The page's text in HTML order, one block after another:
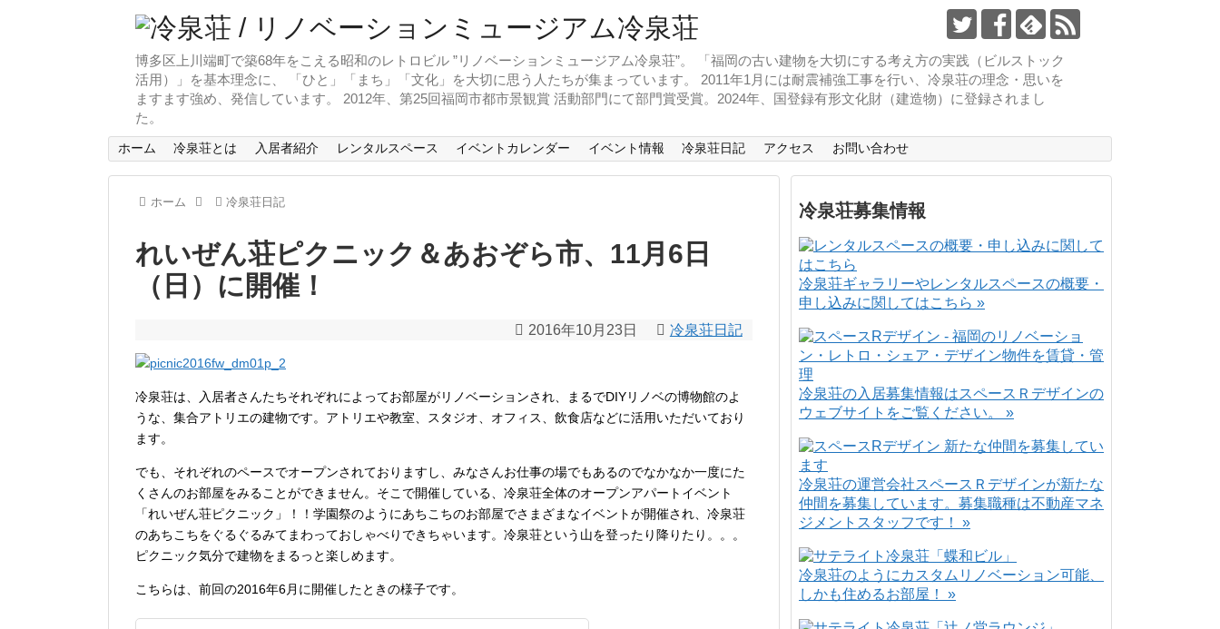
博多区上川端町で築68年をこえる昭和のレトロビル ”リノベーションミュージアム冷泉荘”。 「福岡の古い建物を大切にする考え方の実践（ビルストック
活用）」を基本理念に、 「ひと」「まち」「文化」を大切に思う人たちが集まっています。 2011年1月には耐震補強工事を行い、冷泉荘の理念・思いを
ますます強め、発信しています。 2012年、第25回福岡市都市景観賞 活動部門にて部門賞受賞。2024年、国登録有形文化財（建造物）に登録されまし
た。
ホーム 冷泉荘とは 入居者紹介 レンタルスペース イベントカレンダー イベント情報 冷泉荘日記 アクセス お問い合わせ
ホーム 冷泉荘日記
れいぜん荘ピクニック＆あおぞら市、11月6日
（日）に開催！
2016年10月23日 冷泉荘日記
冷泉荘は、入居者さんたちそれぞれによってお部屋がリノベーションされ、まるでDIYリノベの博物館のよ
うな、集合アトリエの建物です。アトリエや教室、スタジオ、オフィス、飲食店などに活用いただいており
ます。
でも、それぞれのペースでオープンされておりますし、みなさんお仕事の場でもあるのでなかなか一度にた
くさんのお部屋をみることができません。そこで開催している、冷泉荘全体のオープンアパートイベント
「れいぜん荘ピクニック」！！学園祭のようにあちこちのお部屋でさまざまなイベントが開催され、冷泉荘
のあちこちをぐるぐるみてまわっておしゃべりできちゃいます。冷泉荘という山を登ったり降りたり。。。
ピクニック気分で建物をまるっと楽しめます。
こちらは、前回の2016年6月に開催したときの様子です。
冷泉荘募集情報
冷泉荘ギャラリーやレンタルスペースの概要・
申し込みに関してはこちら »
冷泉荘の入居募集情報はスペースＲデザインの
ウェブサイトをご覧ください。 »
冷泉荘の運営会社スペースＲデザインが新たな
仲間を募集しています。募集職種は不動産マネ
ジメントスタッフです！ »
冷泉荘のようにカスタムリノベーション可能、
しかも住めるお部屋！ »